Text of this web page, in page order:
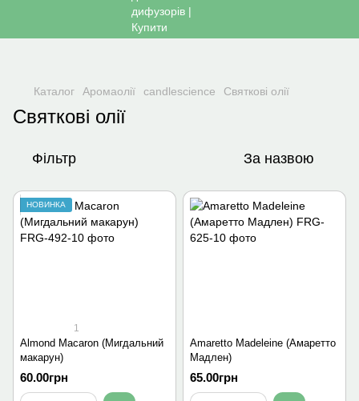
Каталог Аромаолії candlescience Святкові олії
Святкові олії
Фільтр За назвою
НОВИНКА
1
Almond Macaron (Мигдальний
макарун)
60.00грн
Amaretto Madeleine (Амаретто
Мадлен)
65.00грн